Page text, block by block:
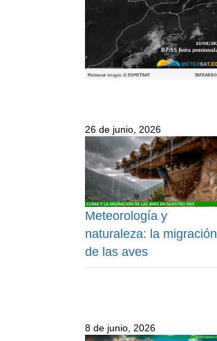
26 de junio, 2026
Meteorología y
naturaleza: la migración
de las aves
8 de junio, 2026